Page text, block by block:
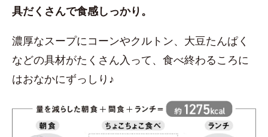
具だくさんで食感しっかり。
濃厚なスープにコーンやクルトン、大豆たんぱく
などの具材がたくさん入って、食べ終わるころに
はおなかにずっしり♪